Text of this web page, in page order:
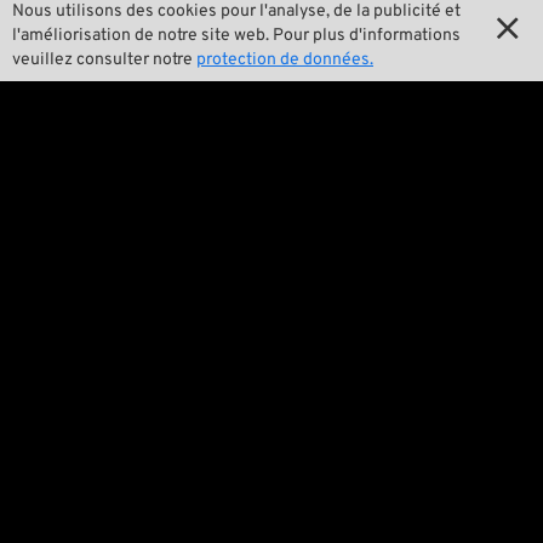
Nous utilisons des cookies pour l'analyse, de la publicité et
l'améliorisation de notre site web. Pour plus d'informations
veuillez consulter notre protection de données.

 Notre histoire
Wrecking Crew